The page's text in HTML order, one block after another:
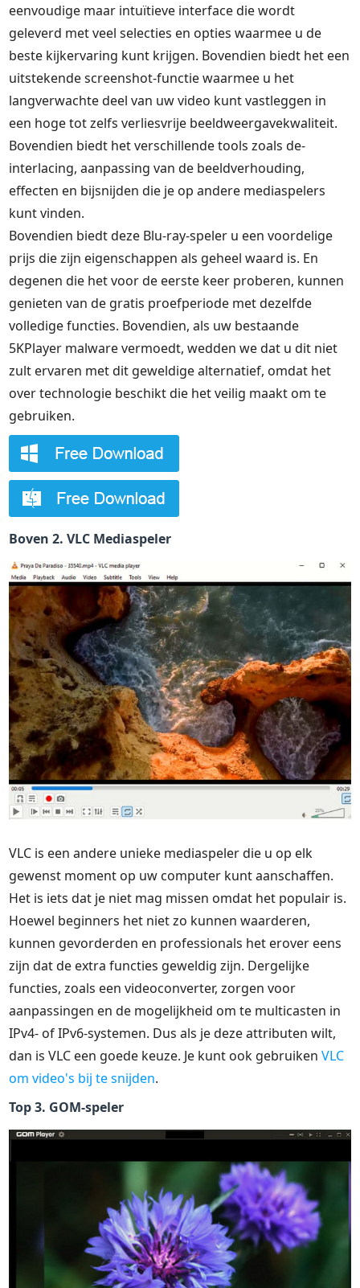
eenvoudige maar intuïtieve interface die wordt
geleverd met veel selecties en opties waarmee u de
beste kijkervaring kunt krijgen. Bovendien biedt het een
uitstekende screenshot-functie waarmee u het
langverwachte deel van uw video kunt vastleggen in
een hoge tot zelfs verliesvrije beeldweergavekwaliteit.
Bovendien biedt het verschillende tools zoals de-
interlacing, aanpassing van de beeldverhouding,
effecten en bijsnijden die je op andere mediaspelers
kunt vinden.
Bovendien biedt deze Blu-ray-speler u een voordelige
prijs die zijn eigenschappen als geheel waard is. En
degenen die het voor de eerste keer proberen, kunnen
genieten van de gratis proefperiode met dezelfde
volledige functies. Bovendien, als uw bestaande
5KPlayer malware vermoedt, wedden we dat u dit niet
zult ervaren met dit geweldige alternatief, omdat het
over technologie beschikt die het veilig maakt om te
gebruiken.
Boven 2. VLC Mediaspeler
VLC is een andere unieke mediaspeler die u op elk
gewenst moment op uw computer kunt aanschaffen.
Het is iets dat je niet mag missen omdat het populair is.
Hoewel beginners het niet zo kunnen waarderen,
kunnen gevorderden en professionals het erover eens
zijn dat de extra functies geweldig zijn. Dergelijke
functies, zoals een videoconverter, zorgen voor
aanpassingen en de mogelijkheid om te multicasten in
IPv4- of IPv6-systemen. Dus als je deze attributen wilt,
dan is VLC een goede keuze. Je kunt ook gebruikenVLC
om video's bij te snijden.
Top 3. GOM-speler